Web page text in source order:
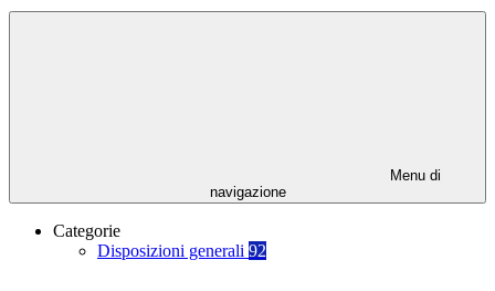
Menu di
navigazione
Categorie
Disposizioni generali 92